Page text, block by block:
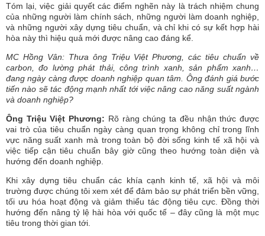
Tóm lại, việc giải quyết các điểm nghẽn này là trách nhiệm chung
của những người làm chính sách, những người làm doanh nghiệp,
và những người xây dựng tiêu chuẩn, và chỉ khi có sự kết hợp hài
hòa này thì hiệu quả mới được nâng cao đáng kể.
MC Hồng Vân: Thưa ông Triệu Việt Phương, các tiêu chuẩn về
carbon, đo lường phát thải, công trình xanh, sản phẩm xanh…
đang ngày càng được doanh nghiệp quan tâm. Ông đánh giá bước
tiến nào sẽ tác động mạnh nhất tới việc nâng cao năng suất ngành
và doanh nghiệp?
Ông Triệu Việt Phương: Rõ ràng chúng ta đều nhận thức được
vai trò của tiêu chuẩn ngày càng quan trọng không chỉ trong lĩnh
vực năng suất xanh mà trong toàn bộ đời sống kinh tế xã hội và
việc tiếp cận tiêu chuẩn bây giờ cũng theo hướng toàn diện và
hướng đến doanh nghiệp.
Khi xây dựng tiêu chuẩn các khía cạnh kinh tế, xã hội và môi
trường được chúng tôi xem xét để đảm bảo sự phát triển bền vững,
tối ưu hóa hoạt động và giảm thiểu tác động tiêu cực. Đồng thời
hướng đến nâng tỷ lệ hài hòa với quốc tế – đây cũng là một mục
tiêu trong thời gian tới.